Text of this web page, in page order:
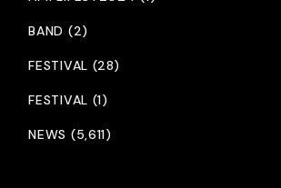
BAND (2)
FESTIVAL (28)
FESTIVAL (1)
NEWS (5,611)